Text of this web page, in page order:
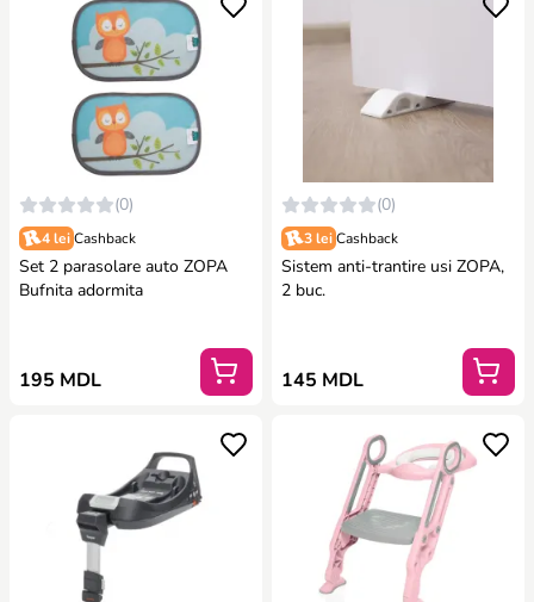
(0)
4 lei Cashback
Set 2 parasolare auto ZOPA
Bufnita adormita
195 MDL
(0)
3 lei Cashback
Sistem anti-trantire usi ZOPA,
2 buc.
145 MDL